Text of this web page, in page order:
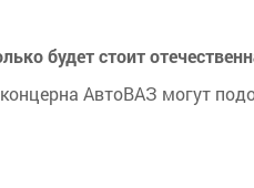
будет стоит
АвтоВАЗ могут